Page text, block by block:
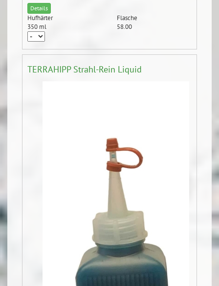
Details
Hufhärter
Flasche
350 ml
58.00
TERRAHIPP Strahl-Rein Liquid